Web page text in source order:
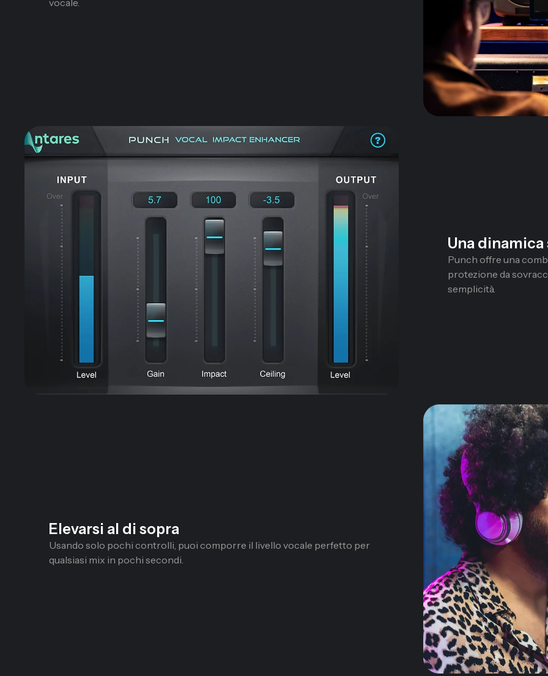
vocale.
Una
Punch offre una
protezione da
semplicità.
Elevarsi al di sopra
Usando solo pochi controlli, puoi comporre il livello vocale perfetto per
qualsiasi mix in pochi secondi.